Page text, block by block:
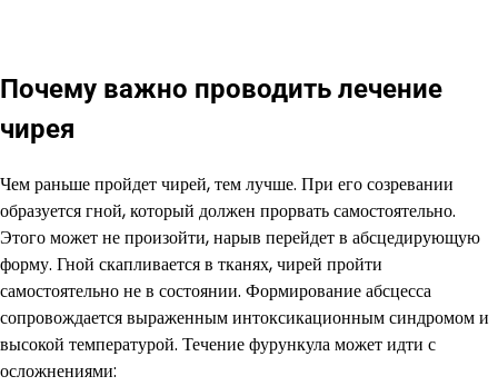
Почему важно проводить лечение
чирея
Чем раньше пройдет чирей, тем лучше. При его созревании
образуется гной, который должен прорвать самостоятельно.
Этого может не произойти, нарыв перейдет в абсцедирующую
форму. Гной скапливается в тканях, чирей пройти
самостоятельно не в состоянии. Формирование абсцесса
сопровождается выраженным интоксикационным синдромом и
высокой температурой. Течение фурункула может идти с
осложнениями: